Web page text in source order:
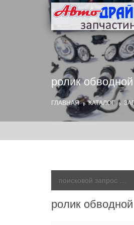
ролик
ГЛАВНАЯ КАТАЛОГ
ролик